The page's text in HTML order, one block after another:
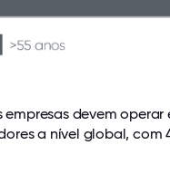
empresas devem
a nível global, com